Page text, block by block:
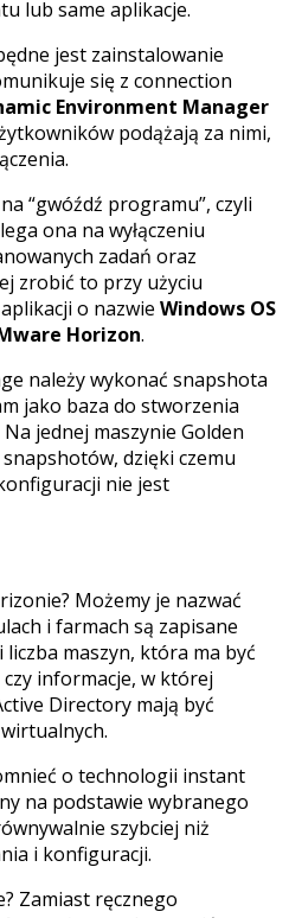
lub same aplikacje.
jest zainstalowanie
się z connection
Environment Manager
podążają za nimi,
“gwóźdź programu”, czyli
ona na wyłączeniu
zadań oraz
zrobić to przy użyciu
o nazwie Windows OS
Horizon.
należy wykonać snapshota
jako baza do stworzenia
jednej maszynie Golden
dzięki czemu
nie jest
Możemy je nazwać
i farmach są zapisane
maszyn, która ma być
informacje, w której
Directory mają być
o technologii instant
na podstawie wybranego
szybciej niż
i konfiguracji.
Zamiast ręcznego